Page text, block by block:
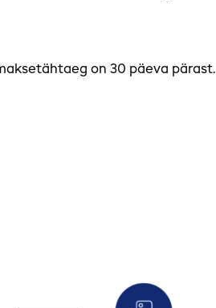
on 30 päeva pärast.